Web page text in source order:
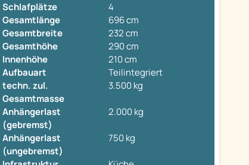
Schlafplätze
4
Gesamtlänge
696 cm
Gesamtbreite
232 cm
Gesamthöhe
290 cm
Innenhöhe
210 cm
Aufbauart
Teilintegriert
techn. zul.
Gesamtmasse
3.500 kg
Anhängerlast
(gebremst)
2.000 kg
Anhängerlast
(ungebremst)
750 kg